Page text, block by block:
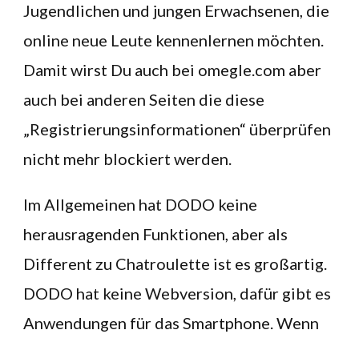
Jugendlichen und jungen Erwachsenen, die
online neue Leute kennenlernen möchten.
Damit wirst Du auch bei omegle.com aber
auch bei anderen Seiten die diese
„Registrierungsinformationen“ überprüfen
nicht mehr blockiert werden.
Im Allgemeinen hat DODO keine
herausragenden Funktionen, aber als
Different zu Chatroulette ist es großartig.
DODO hat keine Webversion, dafür gibt es
Anwendungen für das Smartphone. Wenn